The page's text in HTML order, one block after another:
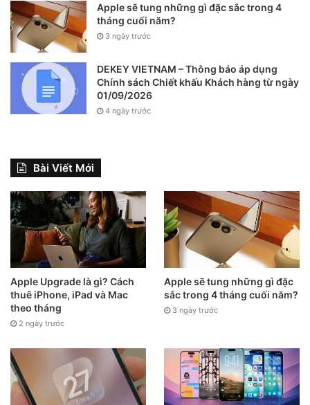
Apple sẽ tung những gì đặc sắc trong 4
tháng cuối năm?
3 ngày trước
DEKEY VIETNAM – Thông báo áp dụng
Chính sách Chiết khấu Khách hàng từ ngày
01/09/2026
4 ngày trước
Bài Viết Mới
Apple Upgrade là gì? Cách
thuê iPhone, iPad và Mac
theo tháng
2 ngày trước
Apple sẽ tung những gì đặc
sắc trong 4 tháng cuối năm?
3 ngày trước